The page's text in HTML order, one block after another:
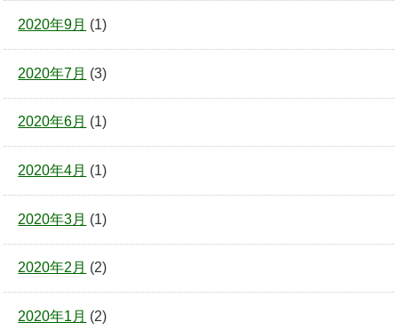
2020年9月 (1)
2020年7月 (3)
2020年6月 (1)
2020年4月 (1)
2020年3月 (1)
2020年2月 (2)
2020年1月 (2)